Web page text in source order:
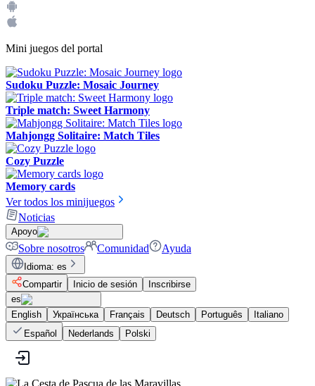
Mini juegos del portal
Sudoku Puzzle: Mosaic Journey
Triple match: Sweet Harmony
Mahjongg Solitaire: Match Tiles
Cozy Puzzle
Memory cards
Ver todos los minijuegos
Noticias
Apoyo
Sobre nosotros Comunidad Ayuda
Idioma: es
Compartir
Inicio de sesión
Inscribirse
es
English
Українська Français Deutsch Português
Italiano
Español
Nederlands Polski